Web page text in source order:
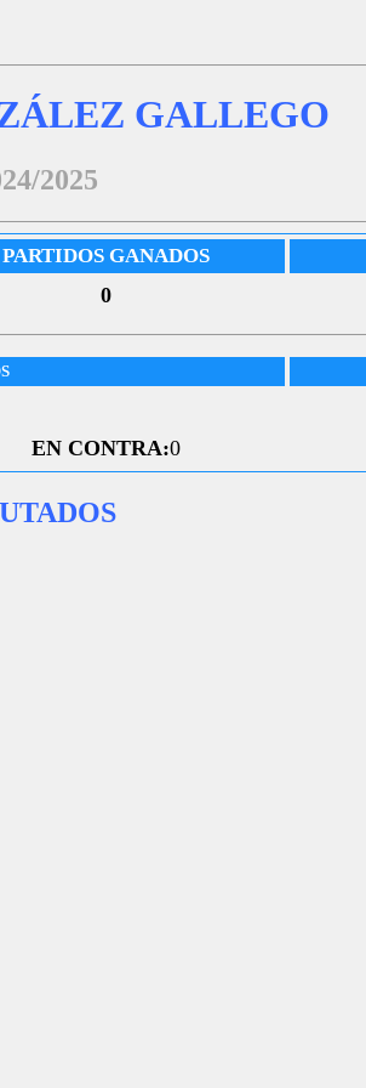
GALLEGO
2025
PARTIDOS GANADOS
0
EN CONTRA:0